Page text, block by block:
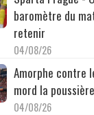
baromètre du
retenir
04/08/26
Amorphe contre
mord la
04/08/26